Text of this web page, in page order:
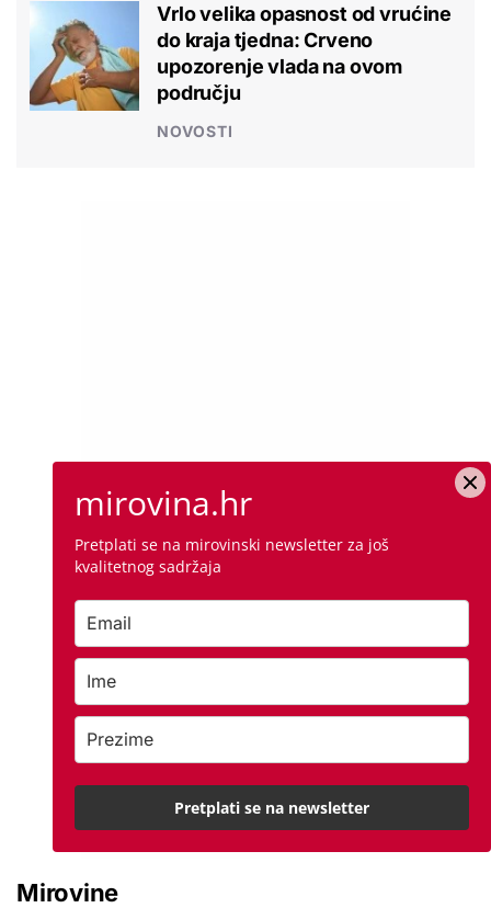
Vrlo velika opasnost od vrućine
do kraja tjedna: Crveno
upozorenje vlada na ovom
području
NOVOSTI
Mirovine
mirovina.hr
Pretplati se na mirovinski newsletter za još
kvalitetnog sadržaja
Pretplati se na newsletter